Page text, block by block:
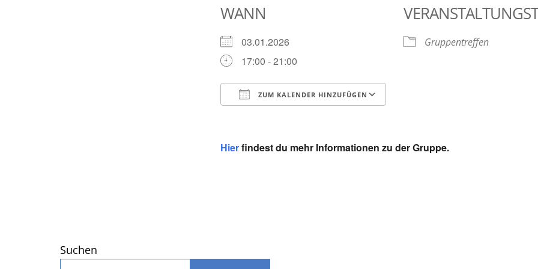
WANN
03.01.2026
17:00 - 21:00
ZUM KALENDER HINZUFÜGEN
Gruppentreffen
Hierfindest du mehr Informationen zu der Gruppe.
Suchen